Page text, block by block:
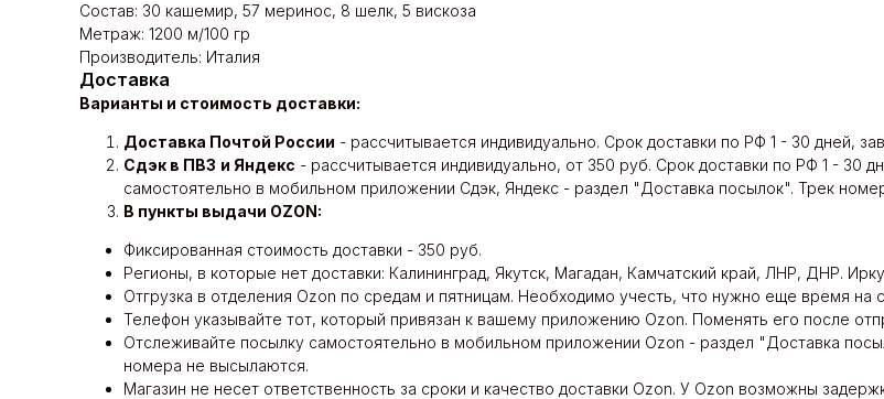
Состав: 30 кашемир, 57 меринос, 8 шелк, 5 вискоза
Метраж: 1200 м/100 гр
Производитель: Италия
Доставка
Варианты и стоимость доставки:
Доставка Почтой России - рассчитывается индивидуально. Срок доставки по РФ 1 - 30 дней,
Сдэк в ПВЗ и Яндекс - рассчитывается индивидуально, от 350 руб. Срок доставки по РФ 1 - 30
самостоятельно в мобильном приложении Сдэк, Яндекс - раздел "Доставка посылок". Трек
В пункты выдачи OZON:
Фиксированная стоимость доставки - 350 руб.
Регионы, в которые нет доставки: Калининград, Якутск, Магадан, Камчатский край, ЛНР, ДНР.
Отгрузка в отделения Ozon по средам и пятницам. Необходимо учесть, что нужно еще время на
Телефон указывайте тот, который привязан к вашему приложению Ozon. Поменять его после
Отслеживайте посылку самостоятельно в мобильном приложении Ozon - раздел "Доставка
номера не высылаются.
Магазин не несет ответственность за сроки и качество доставки Ozon. У Ozon возможны